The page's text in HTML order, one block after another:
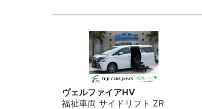
ヴェルファイアHV
福祉車両 サイドリフト ZR